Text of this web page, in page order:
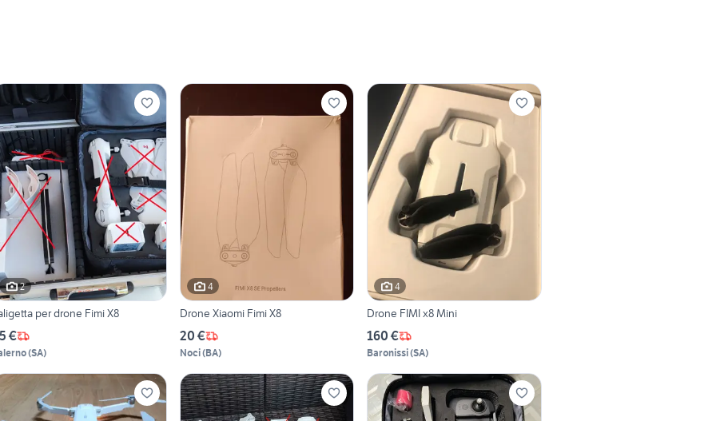
2
per drone Fimi X8
€
(SA)
4
Drone Xiaomi Fimi X8
20 €
Noci(BA)
4
Drone FIMI x8 Mini
160 €
Baronissi(SA)